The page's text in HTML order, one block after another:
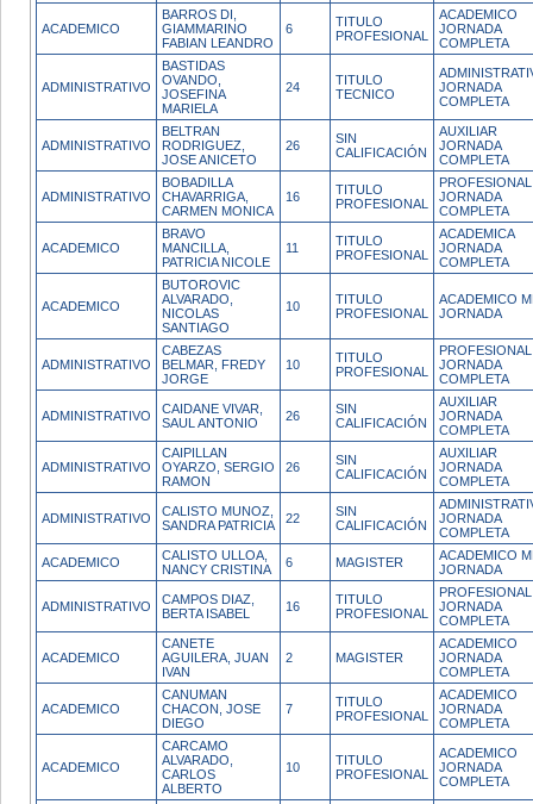
ACADEMICO
BARROS DI,
GIAMMARINO
FABIAN LEANDRO
6
TITULO
PROFESIONAL
ACADEMICO
JORNADA
COMPLETA
ADMINISTRATIVO
BASTIDAS
OVANDO,
JOSEFINA
MARIELA
24
TITULO
TECNICO
JORNADA
COMPLETA
ADMINISTRATIVO
BELTRAN
RODRIGUEZ,
JOSE ANICETO
26
SIN
CALIFICACIÓN
AUXILIAR
JORNADA
COMPLETA
ADMINISTRATIVO
BOBADILLA
CHAVARRIGA,
CARMEN MONICA
16
TITULO
PROFESIONAL
PROFESIONAL
JORNADA
COMPLETA
ACADEMICO
BRAVO
MANCILLA,
PATRICIA NICOLE
11
TITULO
PROFESIONAL
ACADEMICA
JORNADA
COMPLETA
ACADEMICO
BUTOROVIC
ALVARADO,
NICOLAS
SANTIAGO
10
TITULO
PROFESIONAL
ACADEMICO
JORNADA
ADMINISTRATIVO
CABEZAS
BELMAR, FREDY
JORGE
10
TITULO
PROFESIONAL
PROFESIONAL
JORNADA
COMPLETA
ADMINISTRATIVO
CAIDANE VIVAR,
SAUL ANTONIO
26
SIN
CALIFICACIÓN
AUXILIAR
JORNADA
COMPLETA
ADMINISTRATIVO
CAIPILLAN
OYARZO, SERGIO
RAMON
26
SIN
CALIFICACIÓN
AUXILIAR
JORNADA
COMPLETA
ADMINISTRATIVO
CALISTO MUNOZ,
SANDRA PATRICIA
22
SIN
CALIFICACIÓN
JORNADA
COMPLETA
ACADEMICO
CALISTO ULLOA,
NANCY CRISTINA
6 MAGISTER
ACADEMICO
JORNADA
ADMINISTRATIVO
CAMPOS DIAZ,
BERTA ISABEL
16
TITULO
PROFESIONAL
PROFESIONAL
JORNADA
COMPLETA
ACADEMICO
CANETE
AGUILERA, JUAN
IVAN
2 MAGISTER
ACADEMICO
JORNADA
COMPLETA
ACADEMICO
CANUMAN
CHACON, JOSE
DIEGO
7
TITULO
PROFESIONAL
ACADEMICO
JORNADA
COMPLETA
ACADEMICO
CARCAMO
ALVARADO,
CARLOS
ALBERTO
10
TITULO
PROFESIONAL
ACADEMICO
JORNADA
COMPLETA